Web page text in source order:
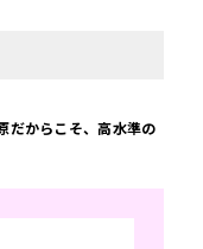
だからこそ、高水準の